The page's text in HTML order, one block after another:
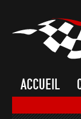
ACCUEIL